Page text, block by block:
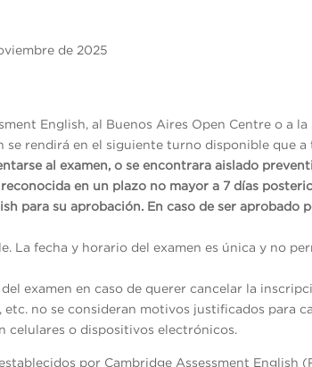
de 2025
English, al Buenos Aires Open Centre o a
rendirá en el siguiente turno disponible que a
al examen, o se encontrara aislado
en un plazo no mayor a 7 días
para su aprobación. En caso de ser aprobado
La fecha y horario del examen es única y no
examen en caso de querer cancelar la
no se consideran motivos justificados para
celulares o dispositivos electrónicos.
por Cambridge Assessment English